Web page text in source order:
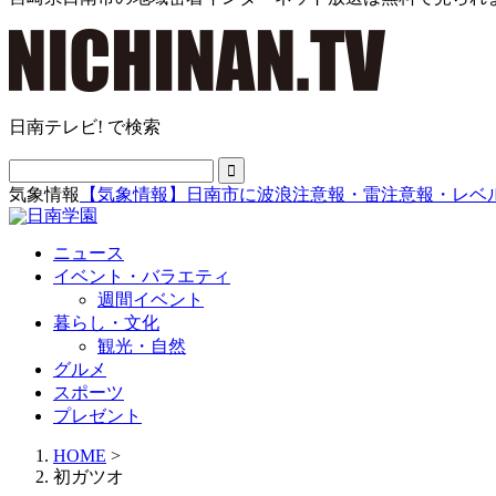
日南テレビ! で検索
気象情報 【気象情報】日南市に波浪注意報・雷注意報・レベ
ニュース
イベント・バラエティ
週間イベント
暮らし・文化
観光・自然
グルメ
スポーツ
プレゼント
HOME >
初ガツオ